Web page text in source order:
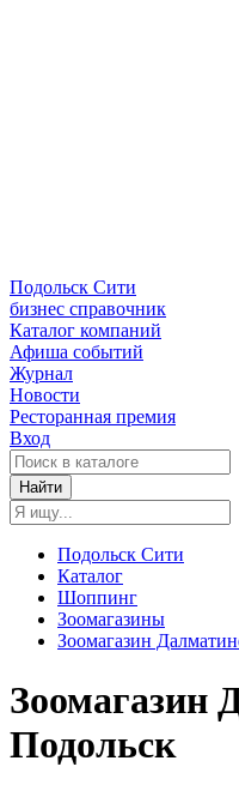
Подольск Сити
бизнес справочник
Каталог компаний
Афиша событий
Журнал
Новости
Ресторанная премия
Вход
Найти
Подольск Сити
Каталог
Шоппинг
Зоомагазины
Зоомагазин
Зоомагазин
Подольск